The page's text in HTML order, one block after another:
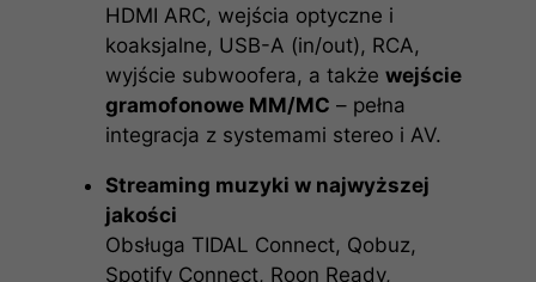
HDMI ARC, wejścia optyczne i
koaksjalne, USB-A (in/out), RCA,
wyjście subwoofera, a także wejście
gramofonowe MM/MC – pełna
integracja z systemami stereo i AV.
Streaming muzyki w najwyższej
jakości
Obsługa TIDAL Connect, Qobuz,
Spotify Connect, Roon Ready,